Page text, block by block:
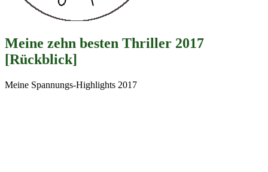
Meine zehn besten Thriller 2017
[Rückblick]
Meine Spannungs-Highlights 2017